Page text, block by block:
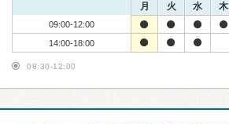
月 火 水 木
09:00-12:00
14:00-18:00
08:30-12:00